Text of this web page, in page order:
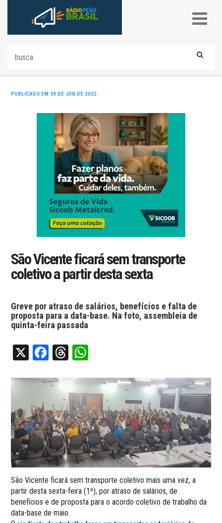
PUBLICADO EM 30 DE JUN DE 2022
São Vicente ficará sem transporte
coletivo a partir desta sexta
Greve por atraso de salários, benefícios e falta de
proposta para a data-base. Na foto, assembleia de
quinta-feira passada
X Facebook
Threads
São Vicente ficará sem transporte coletivo mais uma vez, a
partir desta sexta-feira (1º), por atraso de salários, de
benefícios e de proposta para o acordo coletivo de trabalho da
data-base de maio.